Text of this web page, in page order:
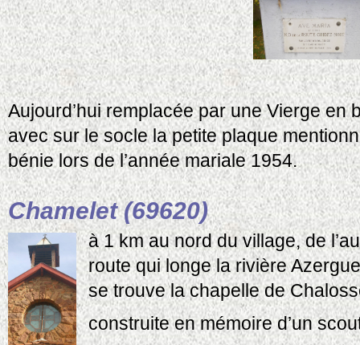
Aujourd’hui remplacée par une Vierge en
avec sur le socle la petite plaque
bénie lors de l’année mariale 1954.
Chamelet (69620)
à 1 km au nord du village, de
route qui longe la rivière
se trouve la chapelle de
construite en mémoire d’un